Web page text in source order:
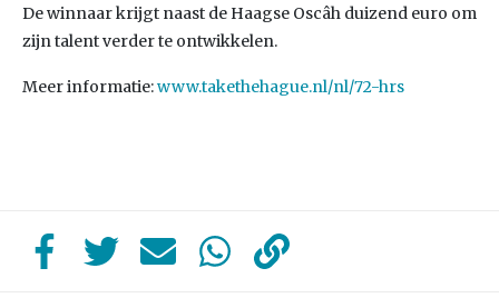
De winnaar krijgt naast de Haagse Oscâh duizend euro om
zijn talent verder te ontwikkelen.
Meer informatie:www.takethehague.nl/nl/72-hrs